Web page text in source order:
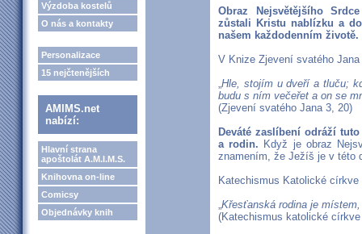
Výzdoba kostelů
O nás a kontakty
Personalizace
15 nejčtenějších
AMIMS.net
nabízí:
Hlavní strana
apoštolát A.M.I.M.S.
Knihovna on-line
Comicsy
Objednávky knih
Obraz Nejsvětějšího
zůstali Kristu nablízku a
našem každodenním životě.
V Knize Zjevení svatého
„Hle, stojím u dveří a tluču;
budu s ním večeřet a on se
(Zjevení svatého Jana 3, 20)
Deváté zaslíbení odráží
a rodin. Když je obraz
znamením, že Ježíš je v této
Katechismus Katolické
„Křesťanská rodina je
(Katechismus katolické církve